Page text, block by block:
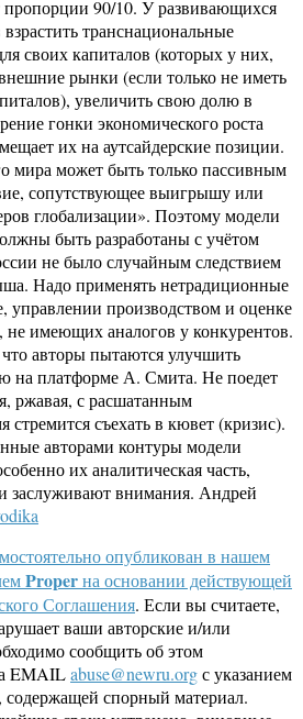
опубликован в нашем
Properна основании действующей
Соглашения. Если вы считаете,
ваши авторские и/или
сообщить об этом
EMAILabuse@newru.orgс указанием
спорный материал.